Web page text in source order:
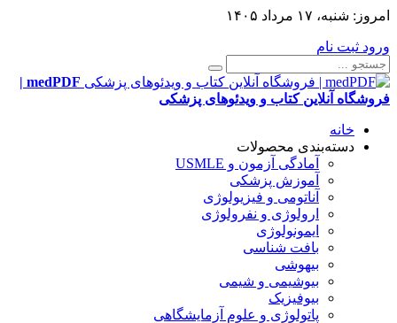
امروز: شنبه، ۱۷ مرداد ۱۴۰۵
ورود ثبت نام
medPDF |
فروشگاه آنلاین کتاب و ویدئوهای پزشکی
خانه
دسته‌بندی محصولات
آمادگی آزمون و USMLE
آموزش پزشکی
آناتومی و فیزیولوژی
ارولوژی و نفرولوژی
ایمونولوژی
بافت شناسی
بیهوشی
بیوشیمی و شیمی
بیوفیزیک
پاتولوژی و علوم آزمایشگاهی